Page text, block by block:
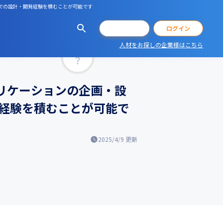
設計・開発経験を積むことが可能です
ログイン
人材をお探しの企業様はこちら
ケーションの企画・設
験を積むことが可能で
2025/4/9 更新